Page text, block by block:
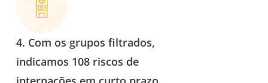
4. Com os grupos filtrados,
indicamos 108 riscos de